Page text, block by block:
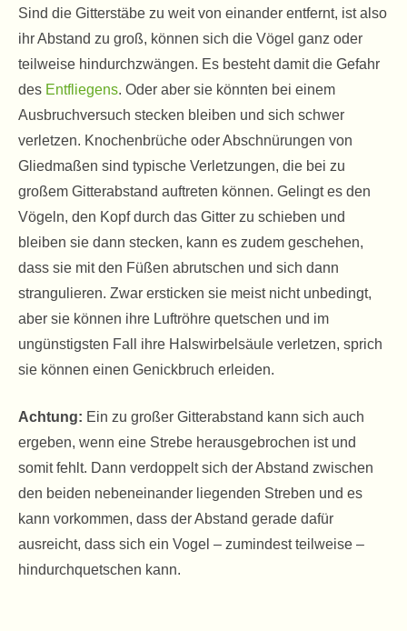
Sind die Gitterstäbe zu weit von einander entfernt, ist also
ihr Abstand zu groß, können sich die Vögel ganz oder
teilweise hindurchzwängen. Es besteht damit die Gefahr
des Entfliegens. Oder aber sie könnten bei einem
Ausbruchversuch stecken bleiben und sich schwer
verletzen. Knochenbrüche oder Abschnürungen von
Gliedmaßen sind typische Verletzungen, die bei zu
großem Gitterabstand auftreten können. Gelingt es den
Vögeln, den Kopf durch das Gitter zu schieben und
bleiben sie dann stecken, kann es zudem geschehen,
dass sie mit den Füßen abrutschen und sich dann
strangulieren. Zwar ersticken sie meist nicht unbedingt,
aber sie können ihre Luftröhre quetschen und im
ungünstigsten Fall ihre Halswirbelsäule verletzen, sprich
sie können einen Genickbruch erleiden.
Achtung: Ein zu großer Gitterabstand kann sich auch
ergeben, wenn eine Strebe herausgebrochen ist und
somit fehlt. Dann verdoppelt sich der Abstand zwischen
den beiden nebeneinander liegenden Streben und es
kann vorkommen, dass der Abstand gerade dafür
ausreicht, dass sich ein Vogel – zumindest teilweise –
hindurchquetschen kann.